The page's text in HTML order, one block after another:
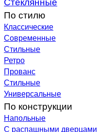
По стилю
Классические
Современные
Стильные
Ретро
Прованс
Стильные
Универсальные
По конструкции
Напольные
С распашными дверцами